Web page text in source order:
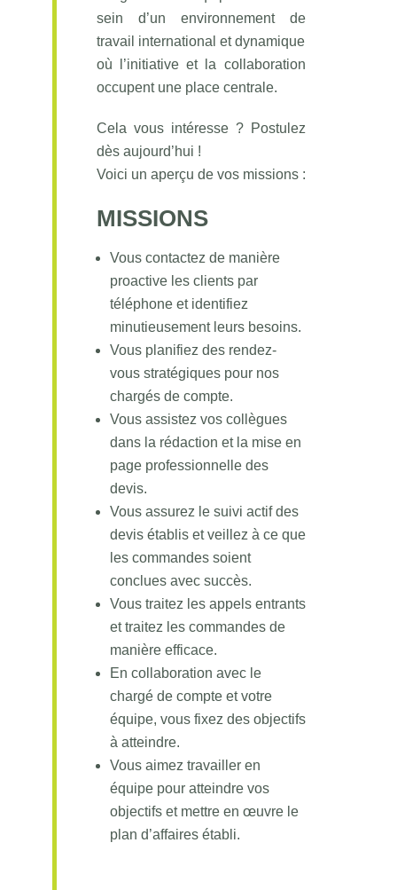
sein d’un environnement de
travail international et dynamique
où l’initiative et la collaboration
occupent une place centrale.
Cela vous intéresse ? Postulez
dès aujourd’hui !
Voici un aperçu de vos missions :
MISSIONS
Vous contactez de manière
proactive les clients par
téléphone et identifiez
minutieusement leurs besoins.
Vous planifiez des rendez-
vous stratégiques pour nos
chargés de compte.
Vous assistez vos collègues
dans la rédaction et la mise en
page professionnelle des
devis.
Vous assurez le suivi actif des
devis établis et veillez à ce que
les commandes soient
conclues avec succès.
Vous traitez les appels entrants
et traitez les commandes de
manière efficace.
En collaboration avec le
chargé de compte et votre
équipe, vous fixez des objectifs
à atteindre.
Vous aimez travailler en
équipe pour atteindre vos
objectifs et mettre en œuvre le
plan d’affaires établi.